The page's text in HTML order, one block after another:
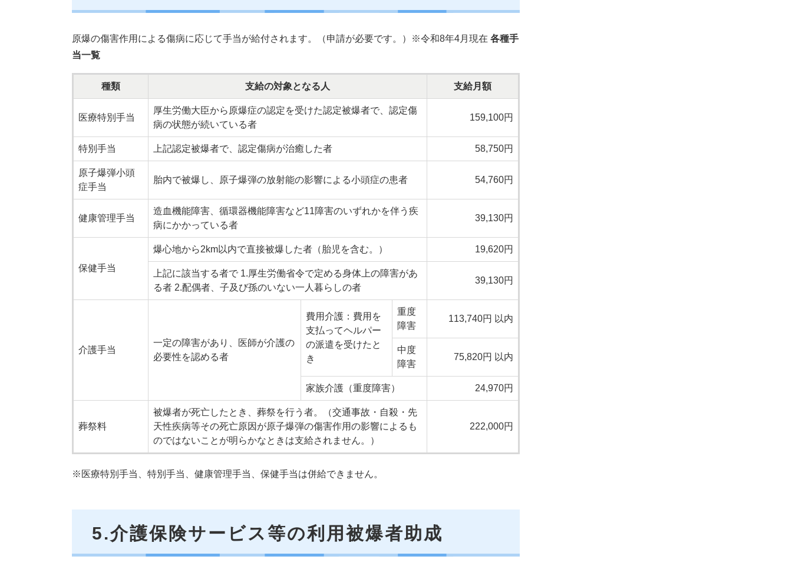
原爆の傷害作用による傷病に応じて手当が給付されます。（申請が必要です。）※令和8年4月現在 各種手
当一覧
種類 支給の対象となる人 支給月額
医療特別手当
厚生労働大臣から原爆症の認定を受けた認定被爆者で、認定傷
病の状態が続いている者
159,100円
特別手当 上記認定被爆者で、認定傷病が治癒した者 58,750円
原子爆弾小頭
症手当
胎内で被爆し、原子爆弾の放射能の影響による小頭症の患者 54,760円
健康管理手当
造血機能障害、循環器機能障害など11障害のいずれかを伴う疾
病にかかっている者
39,130円
保健手当
爆心地から2km以内で直接被爆した者（胎児を含む。） 19,620円
上記に該当する者で 1.厚生労働省令で定める身体上の障害があ
る者 2.配偶者、子及び孫のいない一人暮らしの者
39,130円
介護手当
一定の障害があり、医師が介護の
必要性を認める者
費用介護：費用を
支払ってヘルパー
の派遣を受けたと
き
重度
障害
113,740円 以内
中度
障害
75,820円 以内
家族介護（重度障害） 24,970円
葬祭料
被爆者が死亡したとき、葬祭を行う者。（交通事故・自殺・先
天性疾病等その死亡原因が原子爆弾の傷害作用の影響によるも
のではないことが明らかなときは支給されません。）
222,000円
※医療特別手当、特別手当、健康管理手当、保健手当は併給できません。
5.介護保険サービス等の利用被爆者助成